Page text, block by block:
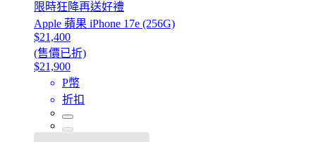
限時狂降再送好禮
Apple 蘋果 iPhone 17e (256G)
$21,400
(售價已折)
$21,900
P幣
折扣